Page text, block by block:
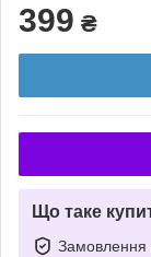
399 ₴
Що таке
Замовлення